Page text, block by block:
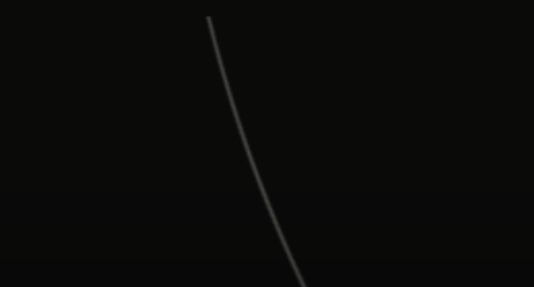
Para empresas